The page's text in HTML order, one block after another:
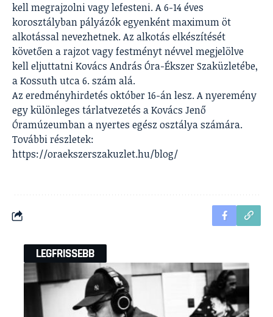
kell megrajzolni vagy lefesteni. A 6-14 éves
korosztályban pályázók egyenként maximum öt
alkotással nevezhetnek. Az alkotás elkészítését
követően a rajzot vagy festményt névvel megjelölve
kell eljuttatni Kovács András Óra-Ékszer Szaküzletébe,
a Kossuth utca 6. szám alá.
Az eredményhirdetés október 16-án lesz. A nyeremény
egy különleges tárlatvezetés a Kovács Jenő
Óramúzeumban a nyertes egész osztálya számára.
További részletek:
https://oraekszerszakuzlet.hu/blog/
LEGFRISSEBB